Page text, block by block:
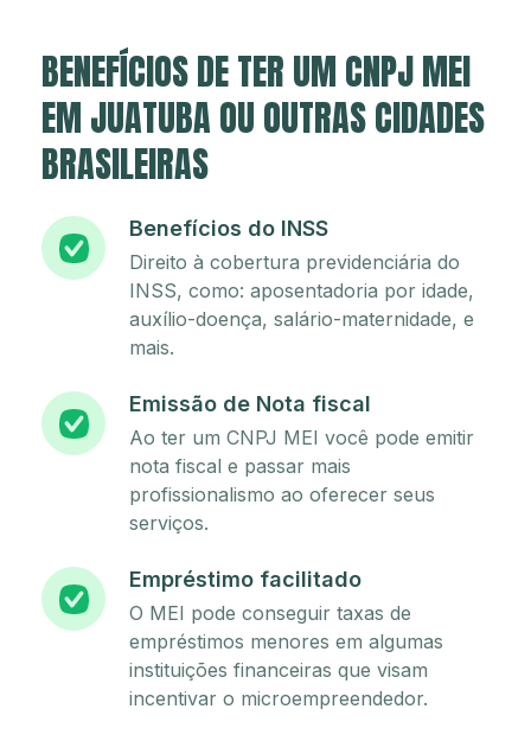
BENEFÍCIOS DE TER UM CNPJ MEI
EM JUATUBA OU OUTRAS CIDADES
BRASILEIRAS
Benefícios do INSS
Direito à cobertura previdenciária do
INSS, como: aposentadoria por idade,
auxílio-doença, salário-maternidade, e
mais.
Emissão de Nota fiscal
Ao ter um CNPJ MEI você pode emitir
nota fiscal e passar mais
profissionalismo ao oferecer seus
serviços.
Empréstimo facilitado
O MEI pode conseguir taxas de
empréstimos menores em algumas
instituições financeiras que visam
incentivar o microempreendedor.